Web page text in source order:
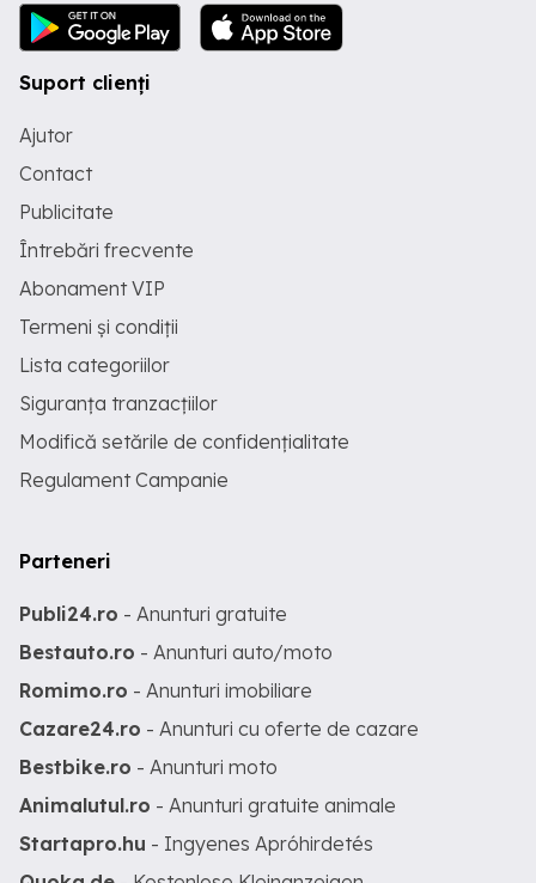
Suport clienți
Ajutor
Contact
Publicitate
Întrebări frecvente
Abonament VIP
Termeni și condiții
Lista categoriilor
Siguranța tranzacțiilor
Modifică setările de confidențialitate
Regulament Campanie
Parteneri
Publi24.ro - Anunturi gratuite
Bestauto.ro - Anunturi auto/moto
Romimo.ro - Anunturi imobiliare
Cazare24.ro - Anunturi cu oferte de cazare
Bestbike.ro - Anunturi moto
Animalutul.ro - Anunturi gratuite animale
Startapro.hu - Ingyenes Apróhirdetés